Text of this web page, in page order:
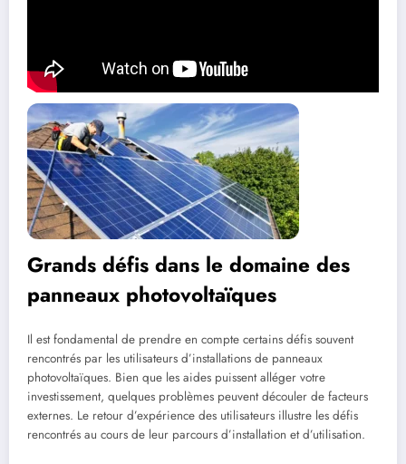
Grands défis dans le domaine des
panneaux photovoltaïques
Il est fondamental de prendre en compte certains défis souvent
rencontrés par les utilisateurs d’installations de panneaux
photovoltaïques. Bien que les aides puissent alléger votre
investissement, quelques problèmes peuvent découler de facteurs
externes. Le retour d’expérience des utilisateurs illustre les défis
rencontrés au cours de leur parcours d’installation et d’utilisation.